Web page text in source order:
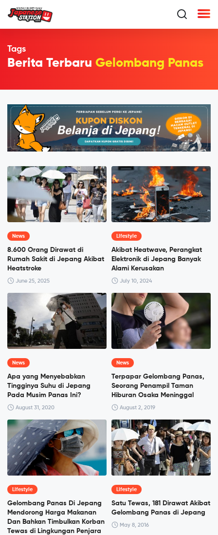
Tags
Berita Terbaru Gelombang Panas
News
8.600 Orang Dirawat di
Rumah Sakit di Jepang Akibat
Heatstroke
June 25, 2025
Lifestyle
Akibat Heatwave, Perangkat
Elektronik di Jepang Banyak
Alami Kerusakan
July 10, 2024
News
Apa yang Menyebabkan
Tingginya Suhu di Jepang
Pada Musim Panas Ini?
August 31, 2020
News
Terpapar Gelombang Panas,
Seorang Penampil Taman
Hiburan Osaka Meninggal
August 2, 2019
Lifestyle
Gelombang Panas Di Jepang
Mendorong Harga Makanan
Dan Bahkan Timbulkan Korban
Tewas di Lingkungan Penjara
Lifestyle
Satu Tewas, 181 Dirawat Akibat
Gelombang Panas di Jepang
May 8, 2016